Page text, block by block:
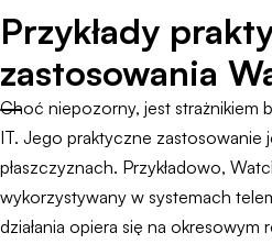
Przykłady
zastosowania
Choć niepozorny, jest strażnikiem
IT. Jego praktyczne zastosowanie
płaszczyznach. Przykładowo,
wykorzystywany w systemach
działania opiera się na